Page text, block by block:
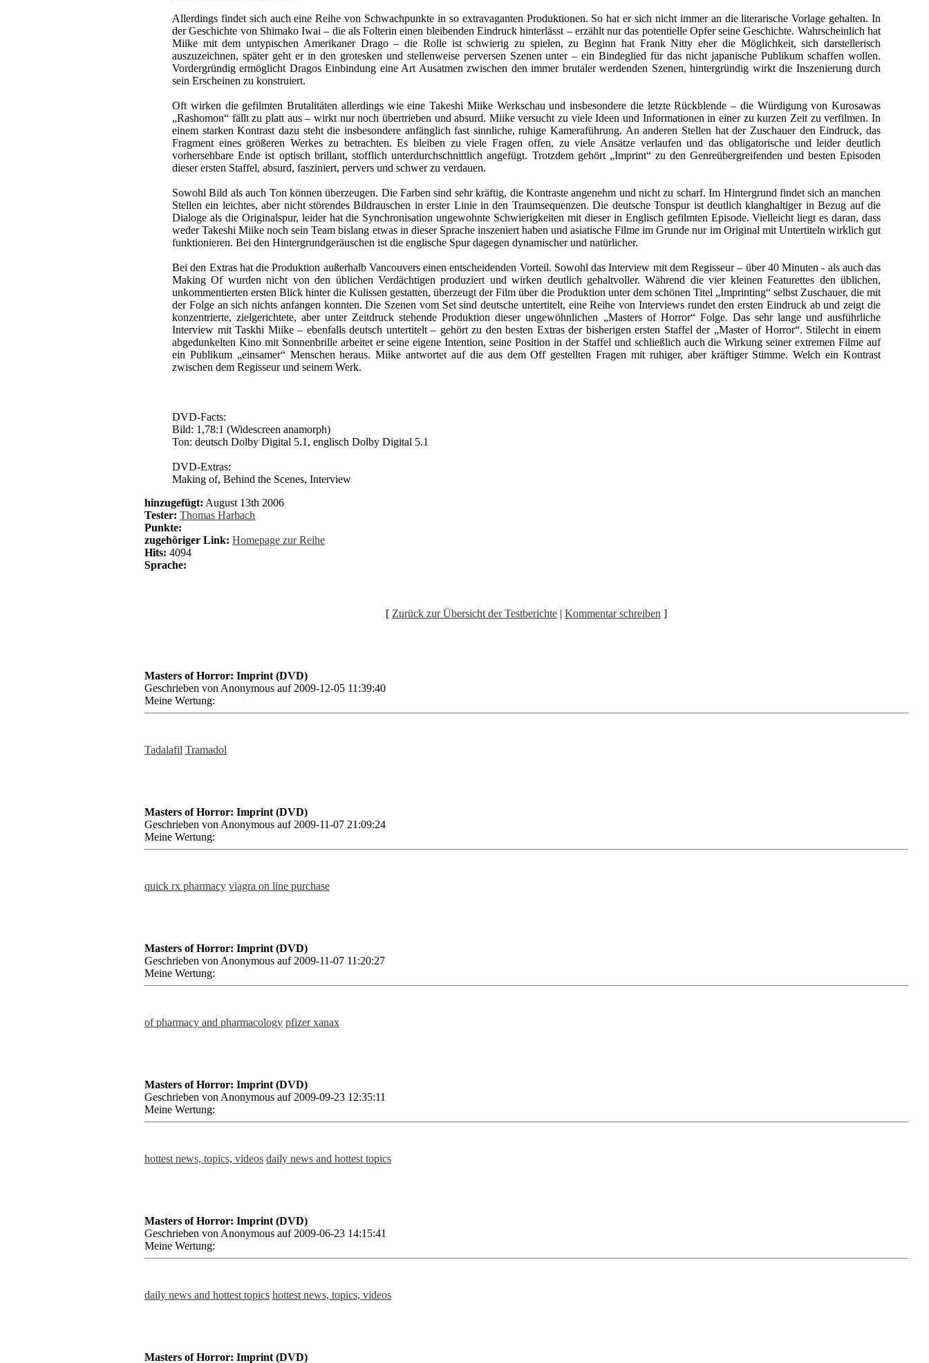
Allerdings findet sich auch eine Reihe von Schwachpunkte in so extravaganten Produktionen. So hat er sich nicht immer an die literarische Vorlage gehalten. In
der Geschichte von Shimako Iwai – die als Folterin einen bleibenden Eindruck hinterlässt – erzählt nur das potentielle Opfer seine Geschichte. Wahrscheinlich hat
Miike mit dem untypischen Amerikaner Drago – die Rolle ist schwierig zu spielen, zu Beginn hat Frank Nitty eher die Möglichkeit, sich darstellerisch
auszuzeichnen, später geht er in den grotesken und stellenweise perversen Szenen unter – ein Bindeglied für das nicht japanische Publikum schaffen wollen.
Vordergründig ermöglicht Dragos Einbindung eine Art Ausatmen zwischen den immer brutaler werdenden Szenen, hintergründig wirkt die Inszenierung durch
sein Erscheinen zu konstruiert.
Oft wirken die gefilmten Brutalitäten allerdings wie eine Takeshi Miike Werkschau und insbesondere die letzte Rückblende – die Würdigung von Kurosawas
„Rashomon“ fällt zu platt aus – wirkt nur noch übertrieben und absurd. Miike versucht zu viele Ideen und Informationen in einer zu kurzen Zeit zu verfilmen. In
einem starken Kontrast dazu steht die insbesondere anfänglich fast sinnliche, ruhige Kameraführung. An anderen Stellen hat der Zuschauer den Eindruck, das
Fragment eines größeren Werkes zu betrachten. Es bleiben zu viele Fragen offen, zu viele Ansätze verlaufen und das obligatorische und leider deutlich
vorhersehbare Ende ist optisch brillant, stofflich unterdurchschnittlich angefügt. Trotzdem gehört „Imprint“ zu den Genreübergreifenden und besten Episoden
dieser ersten Staffel, absurd, fasziniert, pervers und schwer zu verdauen.
Sowohl Bild als auch Ton können überzeugen. Die Farben sind sehr kräftig, die Kontraste angenehm und nicht zu scharf. Im Hintergrund findet sich an manchen
Stellen ein leichtes, aber nicht störendes Bildrauschen in erster Linie in den Traumsequenzen. Die deutsche Tonspur ist deutlich klanghaltiger in Bezug auf die
Dialoge als die Originalspur, leider hat die Synchronisation ungewohnte Schwierigkeiten mit dieser in Englisch gefilmten Episode. Vielleicht liegt es daran, dass
weder Takeshi Miike noch sein Team bislang etwas in dieser Sprache inszeniert haben und asiatische Filme im Grunde nur im Original mit Untertiteln wirklich gut
funktionieren. Bei den Hintergrundgeräuschen ist die englische Spur dagegen dynamischer und natürlicher.
Bei den Extras hat die Produktion außerhalb Vancouvers einen entscheidenden Vorteil. Sowohl das Interview mit dem Regisseur – über 40 Minuten - als auch das
Making Of wurden nicht von den üblichen Verdächtigen produziert und wirken deutlich gehaltvoller. Während die vier kleinen Featurettes den üblichen,
unkommentierten ersten Blick hinter die Kulissen gestatten, überzeugt der Film über die Produktion unter dem schönen Titel „Imprinting“ selbst Zuschauer, die mit
der Folge an sich nichts anfangen konnten. Die Szenen vom Set sind deutsche untertitelt, eine Reihe von Interviews rundet den ersten Eindruck ab und zeigt die
konzentrierte, zielgerichtete, aber unter Zeitdruck stehende Produktion dieser ungewöhnlichen „Masters of Horror“ Folge. Das sehr lange und ausführliche
Interview mit Taskhi Miike – ebenfalls deutsch untertitelt – gehört zu den besten Extras der bisherigen ersten Staffel der „Master of Horror“. Stilecht in einem
abgedunkelten Kino mit Sonnenbrille arbeitet er seine eigene Intention, seine Position in der Staffel und schließlich auch die Wirkung seiner extremen Filme auf
ein Publikum „einsamer“ Menschen heraus. Miike antwortet auf die aus dem Off gestellten Fragen mit ruhiger, aber kräftiger Stimme. Welch ein Kontrast
zwischen dem Regisseur und seinem Werk.
DVD-Facts:
Bild: 1,78:1 (Widescreen anamorph)
Ton: deutsch Dolby Digital 5.1, englisch Dolby Digital 5.1
DVD-Extras:
Making of, Behind the Scenes, Interview
hinzugefügt: August 13th 2006
Tester: Thomas Harbach
Punkte:
zugehöriger Link: Homepage zur Reihe
Hits: 4094
Sprache:
[ Zurück zur Übersicht der Testberichte | Kommentar schreiben ]
Masters of Horror: Imprint (DVD)
Geschrieben von Anonymous auf 2009-12-05 11:39:40
Meine Wertung:
Tadalafil Tramadol
Masters of Horror: Imprint (DVD)
Geschrieben von Anonymous auf 2009-11-07 21:09:24
Meine Wertung:
quick rx pharmacy viagra on line purchase
Masters of Horror: Imprint (DVD)
Geschrieben von Anonymous auf 2009-11-07 11:20:27
Meine Wertung:
of pharmacy and pharmacology pfizer xanax
Masters of Horror: Imprint (DVD)
Geschrieben von Anonymous auf 2009-09-23 12:35:11
Meine Wertung:
hottest news, topics, videos daily news and hottest topics
Masters of Horror: Imprint (DVD)
Geschrieben von Anonymous auf 2009-06-23 14:15:41
Meine Wertung:
daily news and hottest topics hottest news, topics, videos
Masters of Horror: Imprint (DVD)